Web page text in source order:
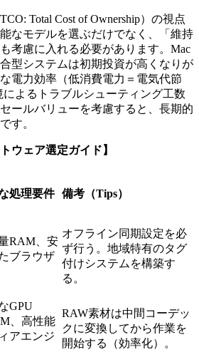
Total Cost of Ownership）の視点
なモデルを選ぶだけでなく、「維持
考慮に入れる必要があります。Mac
型システムは初期投資が高くなりが
電力効率（低消費電力＝電気代節
よるトラブルシューティング工数
ールバリューを考慮すると、長期的
す。
ウェア選定ガイド】
処理要件 備考（Tips）
RAM、安
ブラウザ
オフライン同期設定を必
ず行う。地域特有のタグ
付けシステムを構築す
る。
GPU
、高性能
アエンジ
RAW素材は中間コーデッ
クに変換してから作業を
開始する（効率化）。